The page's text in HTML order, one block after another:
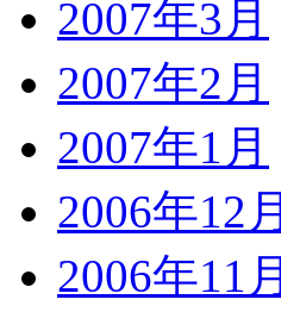
2007年3月
2007年2月
2007年1月
2006年12月
2006年11月